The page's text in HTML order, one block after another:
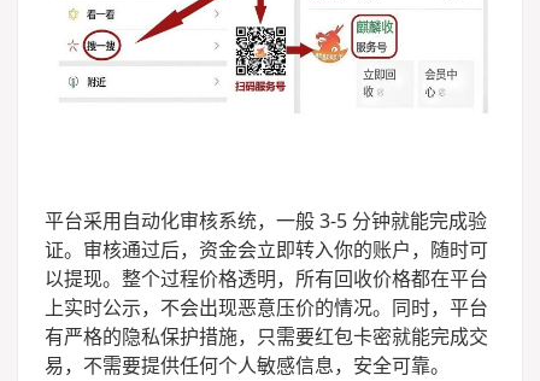
平台采用自动化审核系统，一般 3-5 分钟就能完成验
证。审核通过后，资金会立即转入你的账户，随时可
以提现。整个过程价格透明，所有回收价格都在平台
上实时公示，不会出现恶意压价的情况。同时，平台
有严格的隐私保护措施，只需要红包卡密就能完成交
易，不需要提供任何个人敏感信息，安全可靠。